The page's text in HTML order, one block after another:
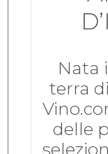
Nata
terra
delle